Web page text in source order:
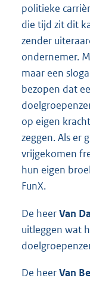
politieke
die tijd zit dit
zender
ondernemer.
maar een
bezopen dat
op eigen
zeggen. Als er
vrijgekomen
hun eigen
FunX.
De heerVan
uitleggen wat
De heerVan